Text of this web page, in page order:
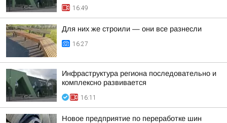
16:49
Для них же строили — они все разнесли
16:27
Инфраструктура региона последовательно и
комплексно развивается
16:11
Новое предприятие по переработке шин